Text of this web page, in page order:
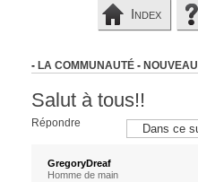
Index
- LA COMMUNAUTÉ - NOUVEAU
Salut à tous!!
Répondre
GregoryDreaf
Homme de main